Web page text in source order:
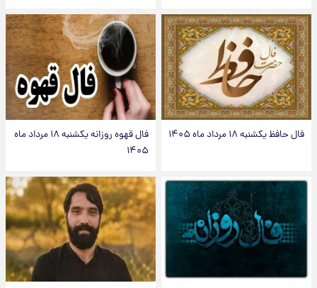
فال حافظ یکشنبه ۱۸ مرداد ماه ۱۴۰۵
فال قهوه روزانه یکشنبه ۱۸ مرداد ماه
۱۴۰۵